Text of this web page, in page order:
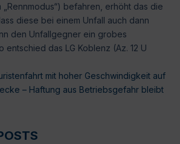
„Rennmodus“) befahren, erhöht das die
diese bei einem Unfall auch dann
den Unfallgegner ein grobes
entschied das LG Koblenz (Az. 12 U
mit hoher Geschwindigkeit auf
– Haftung aus Betriebsgefahr bleibt